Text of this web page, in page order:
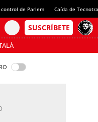
de Parlem Caída de